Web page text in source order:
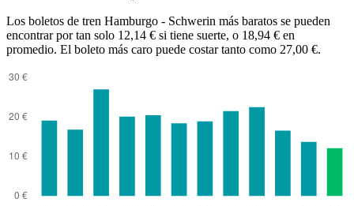
Los boletos de tren Hamburgo - Schwerin más baratos se pueden
encontrar por tan solo 12,14 € si tiene suerte, o 18,94 € en
promedio. El boleto más caro puede costar tanto como 27,00 €.